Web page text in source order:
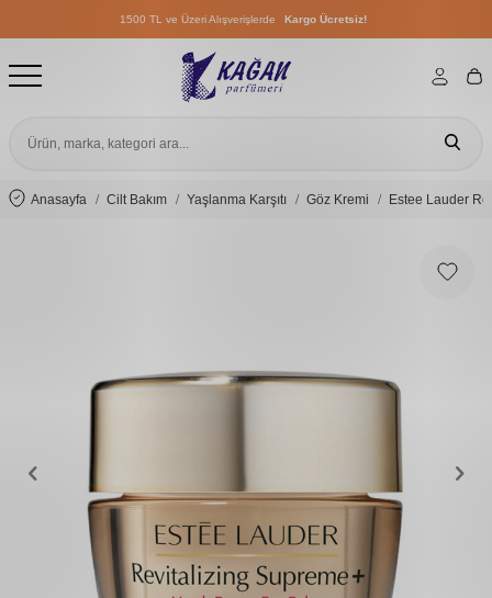
1500 TL ve Üzeri Alışverişlerde Kargo Ücretsiz!
1500 TL ve Üzeri Alışverişlerde
1500 TL ve Üzeri Alışverişlerde
Anasayfa Cilt Bakım Yaşlanma Karşıtı Göz Kremi Estee Lauder